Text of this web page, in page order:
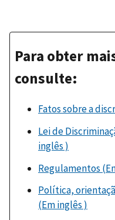
Para obter
consulte:
Fatos sobre a
Lei de
inglês )
Regulamentos
Política,
(Em inglês )